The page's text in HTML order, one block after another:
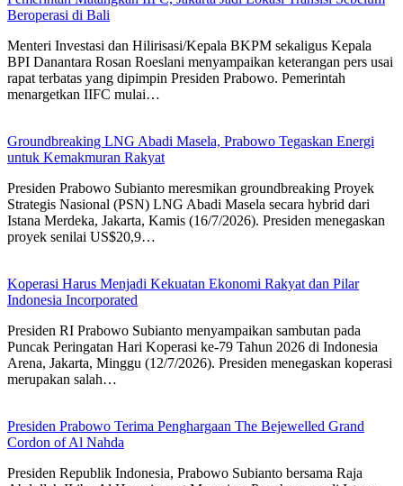
Beroperasi di Bali
Menteri Investasi dan Hilirisasi/Kepala BKPM sekaligus Kepala
BPI Danantara Rosan Roeslani menyampaikan keterangan pers usai
rapat terbatas yang dipimpin Presiden Prabowo. Pemerintah
menargetkan IIFC mulai…
Groundbreaking LNG Abadi Masela, Prabowo Tegaskan Energi
untuk Kemakmuran Rakyat
Presiden Prabowo Subianto meresmikan groundbreaking Proyek
Strategis Nasional (PSN) LNG Abadi Masela secara hybrid dari
Istana Merdeka, Jakarta, Kamis (16/7/2026). Presiden menegaskan
proyek senilai US$20,9…
Koperasi Harus Menjadi Kekuatan Ekonomi Rakyat dan Pilar
Indonesia Incorporated
Presiden RI Prabowo Subianto menyampaikan sambutan pada
Puncak Peringatan Hari Koperasi ke-79 Tahun 2026 di Indonesia
Arena, Jakarta, Minggu (12/7/2026). Presiden menegaskan koperasi
merupakan salah…
Presiden Prabowo Terima Penghargaan The Bejewelled Grand
Cordon of Al Nahda
Presiden Republik Indonesia, Prabowo Subianto bersama Raja